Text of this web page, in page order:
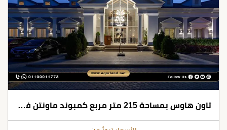
تاون هاوس بمساحة 215 متر مربع كمبوند ماونتن فيو 1 التجمع الخامس